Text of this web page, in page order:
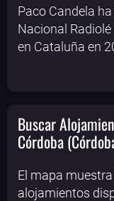
Paco Candela
Nacional
en Cataluña en
Buscar
Córdoba
El mapa
alojamientos